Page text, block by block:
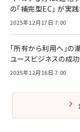
の「補完型EC」 が実
2025年12月17日 7:00
「所有から利用へ」の
ユースビジネスの成
2025年12月16日 7:00